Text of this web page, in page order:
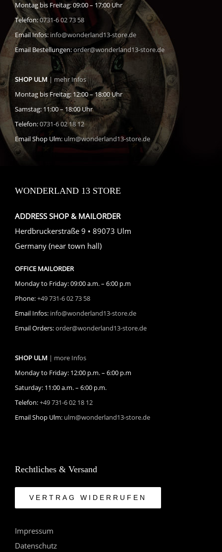
Montag bis Freitag: 09:00 – 17:00 Uhr
Telefon:0731-6 02 73 58
Email Infos: info@wonderland13-store.de
Email Bestellungen:order@wonderland13-store.de
SHOP ULM | mehr Infos
Montag bis Freitag: 12:00 – 18:00 Uhr
Samstag: 11:00 – 18:00 Uhr
Telefon:0731-6 02 18 12
Email Shop Ulm: ulm@wonderland13-store.de
WONDERLAND 13 STORE
ADDRESS SHOP & MAILORDER
Herdbruckerstraße 9 • 89073 Ulm
Germany (near town hall)
OFFICE MAILORDER
Monday to Friday: 09:00 a.m. – 6:00 p.m
Phone:+49 731-6 02 73 58
Email Infos: info@wonderland13-store.de
Email Orders:order@wonderland13-store.de
SHOP ULM | more Infos
Monday to Friday: 12:00 p.m. – 6:00 p.m
Saturday: 11:00 a.m. – 6:00 p.m.
Telefon:+49 731-6 02 18 12
Email Shop Ulm: ulm@wonderland13-store.de
Rechtliches & Versand
VERTRAG WIDERRUFEN
Impressum
Datenschutz